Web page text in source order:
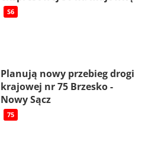
S6
Planują nowy przebieg drogi
krajowej nr 75 Brzesko -
Nowy Sącz
75